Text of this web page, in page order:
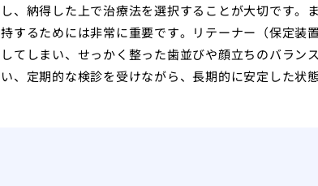
し、納得した上で治療法を選択することが大切です
持するためには非常に重要です。リテーナー（保定装
してしまい、せっかく整った歯並びや顔立ちのバラ
い、定期的な検診を受けながら、長期的に安定した状